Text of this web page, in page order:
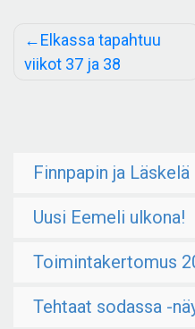
Artikkelien
selaus
Elkassa tapahtuu
viikot 37 ja 38
Finnpapin ja
Uusi Eemeli ulkona!
Toimintakertomus
Tehtaat sodassa -